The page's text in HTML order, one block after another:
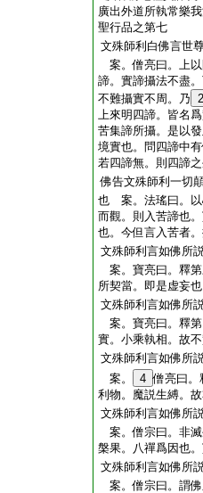
廣出外道所執常樂
聖行品之第七
文殊師利白佛言世
案。僧亮曰。上
諦。實諦攝法不盡
不難攝實不周。乃 2
上來明四諦。皆名
苦集諦所攝。是以
境實也。問四諦中
若四諦無。則四諦
佛告文殊師利一切
也 案。法瑤曰。以
而觀。則入苦諦也
也。今但言入苦者
文殊師利言如佛所
案。寶亮曰。釋
所契當。即是虚妄也
文殊師利言如佛所
案。寶亮曰。釋
實。小乘執相。故
文殊師利言如佛所
案。
4 僧亮曰。
利物。魔説生縛。
文殊師利言如佛所
案。僧宗曰。非
槃果。八禪爲因也
文殊師利言如佛所
案。僧宗曰。謂